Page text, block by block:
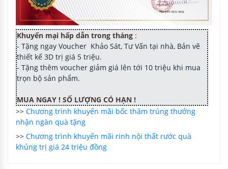
Khuyến mại hấp dẫn trong tháng :
- Tặng ngay Voucher Khảo Sát, Tư Vấn tại nhà, Bản vẽ
thiết kế 3D trị giá 5 triệu.
- Tặng thêm voucher giảm giá lên tới 10 triệu khi mua
trọn bộ sản phẩm.
MUA NGAY ! SỐ LƯỢNG CÓ HẠN !
>> Chương trình khuyến mãi bốc thăm trúng thưởng
nhận ngàn quà tặng
>> Chương trình khuyến mãi rinh nội thất rước quà
khủng trị giá 24 triệu đồng